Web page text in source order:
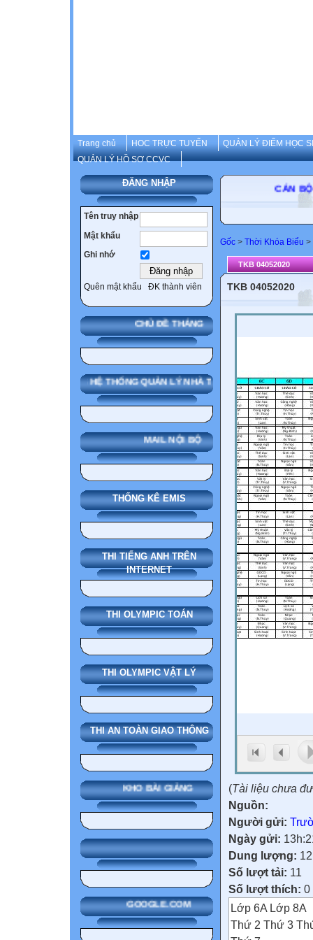
Trang chủ HOC TRỰC TUYẾN
QUẢN LÝ ĐIỂM HỌC
QUẢN LÝ HỒ SƠ CCVC
ĐĂNG NHẬP
Tên truy nhập
Mật khẩu
Ghi nhớ
Quên mật khẩu ĐK thành viên
CHỦ ĐỀ THÁNG
SMAS HỆ THỐNG QUẢN LÝ NHÀ TRƯỜNG
MAIL NỘI BỘ
THỐNG KÊ EMIS
THI TIẾNG ANH TRÊN
INTERNET
THI OLYMPIC TOÁN
THI OLYMPIC VẬT LÝ
THI AN TOÀN GIAO THÔNG
KHO BÀI GIẢNG
GOOGLE.COM
CÁN BỘ-
Gốc > Thời Khóa Biểu >
TKB 04052020
TKB 04052020
(Tài liệu chưa
Nguồn:
Người gửi:
Ngày gửi:
Dung lượng:
Số lượt tải: 11
Số lượt thích: 0
Lớp 6A Lớp 8A
Thứ 2 Thứ 3